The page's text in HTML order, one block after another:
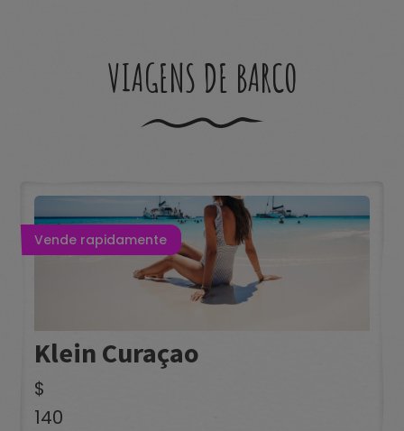
VIAGENS DE BARCO
Vende rapidamente
Klein Curaçao
$
140